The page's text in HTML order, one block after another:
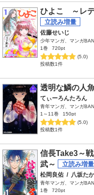
ひよこ ～レデ
佐藤せいじ
少年マンガ、マンガ
1巻
720pt
(5.0)
投稿数1件
透明な鱗の人
てぃーろんたろん
青年マンガ、マンガ
1～11巻
150pt
(5.0)
投稿数1件
信長Take3～
武～
松岡良佑 / 八坂た
青年マンガ、マンガ
1巻
720pt